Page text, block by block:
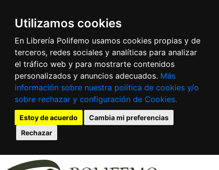
Utilizamos cookies
En Librería Polifemo usamos cookies propias y de
terceros, redes sociales y analíticas para analizar
el tráfico web y para mostrarte contenidos
personalizados y anuncios adecuados. Más
información sobre nuestra política de cookies y/o
sobre rechazar y configuración de Cookies.
Estoy de acuerdo
Cambia mi preferencias
Rechazar